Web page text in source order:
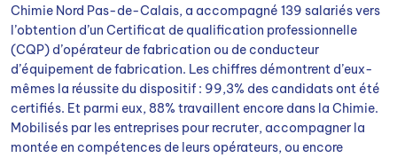
Chimie Nord Pas-de-Calais, a accompagné 139 salariés vers
l’obtention d’un Certificat de qualification professionnelle
(CQP) d’opérateur de fabrication ou de conducteur
d’équipement de fabrication. Les chiffres démontrent d’eux-
mêmes la réussite du dispositif : 99,3% des candidats ont été
certifiés. Et parmi eux, 88% travaillent encore dans la Chimie.
Mobilisés par les entreprises pour recruter, accompagner la
montée en compétences de leurs opérateurs, ou encore